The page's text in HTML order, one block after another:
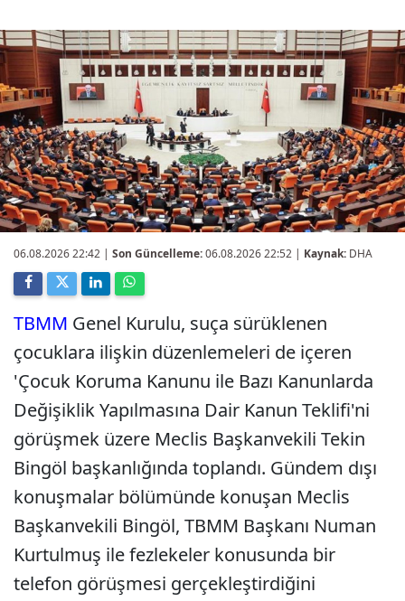
06.08.2026 22:42 | Son Güncelleme:06.08.2026 22:52 | Kaynak: DHA
TBMM Genel Kurulu, suça sürüklenen
çocuklara ilişkin düzenlemeleri de içeren
'Çocuk Koruma Kanunu ile Bazı Kanunlarda
Değişiklik Yapılmasına Dair Kanun Teklifi'ni
görüşmek üzere Meclis Başkanvekili Tekin
Bingöl başkanlığında toplandı. Gündem dışı
konuşmalar bölümünde konuşan Meclis
Başkanvekili Bingöl, TBMM Başkanı Numan
Kurtulmuş ile fezlekeler konusunda bir
telefon görüşmesi gerçekleştirdiğini